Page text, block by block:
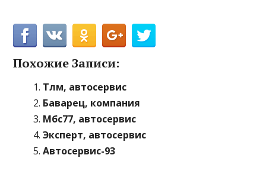
Похожие Записи:
Тлм, автосервис
Баварец, компания
Мбс77, автосервис
Эксперт, автосервис
Автосервис-93